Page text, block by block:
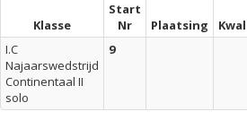
Klasse
Start
Nr
Plaatsing
I.C
Najaarswedstrijd
Continentaal II
solo
9